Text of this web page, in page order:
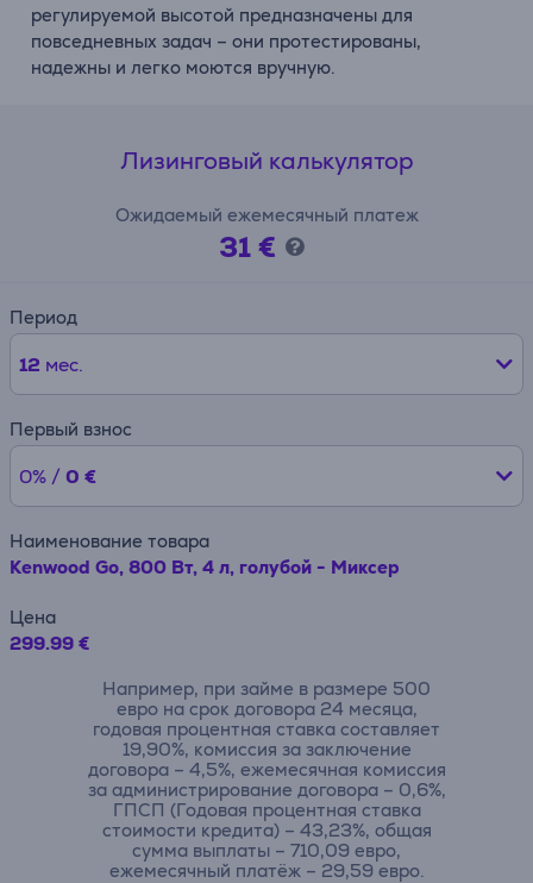
регулируемой высотой предназначены для
повседневных задач – они протестированы,
надежны и легко моются вручную.
Лизинговый калькулятор
Ожидаемый ежемесячный платеж
31 €
Период
12 мес.
Первый взнос
0% / 0 €
Наименование товара
Kenwood Go, 800 Вт, 4 л, голубой - Миксер
Цена
299.99 €
Например, при займе в размере 500
евро на срок договора 24 месяца,
годовая процентная ставка составляет
19,90%, комиссия за заключение
договора – 4,5%, ежемесячная комиссия
за администрирование договора – 0,6%,
ГПСП (Годовая процентная ставка
стоимости кредита) – 43,23%, общая
сумма выплаты – 710,09 евро,
ежемесячный платёж – 29,59 евро.